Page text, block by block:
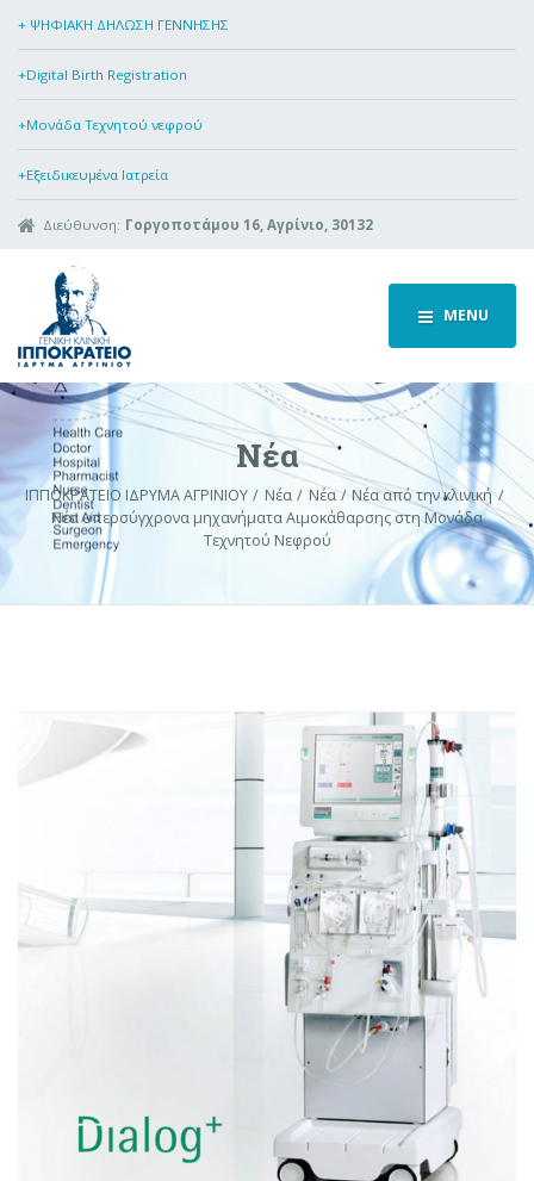
+ ΨΗΦΙΑΚΗ ΔΗΛΩΣΗ ΓΕΝΝΗΣΗΣ
+Digital Birth Registration
+Μονάδα Τεχνητού νεφρού
+Εξειδικευμένα Ιατρεία
Διεύθυνση: Γοργοποτάμου 16, Αγρίνιο, 30132
MENU
Νέα
ΙΠΠΟΚΡΑΤΕΙΟ ΙΔΡΥΜΑ ΑΓΡΙΝΙΟΥ Νέα Νέα
Νέα από την κλινική
Νέα υπερσύγχρονα μηχανήματα Αιμοκάθαρσης στη Μονάδα
Τεχνητού Νεφρού